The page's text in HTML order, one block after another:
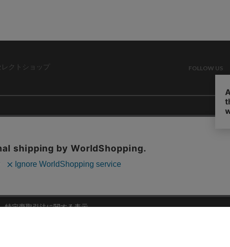
クトショップ FOLLOW US
コーポレートサイト
会社概要
特定商取引法に関する表示